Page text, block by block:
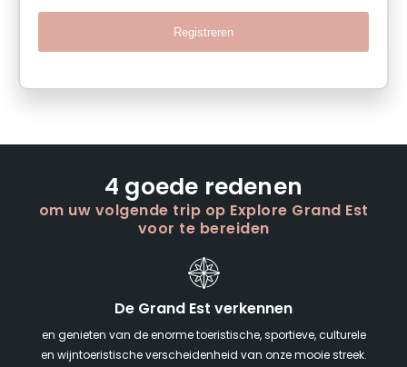
Registreren
4 goede redenen
om uw volgende trip op Explore Grand Est
voor te bereiden
De Grand Est verkennen
en genieten van de enorme toeristische, sportieve, culturele
en wijntoeristische verscheidenheid van onze mooie streek.